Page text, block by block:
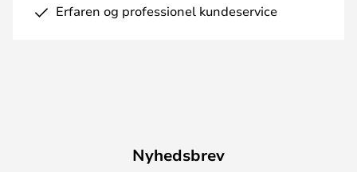
Erfaren og professionel kundeservice
Nyhedsbrev